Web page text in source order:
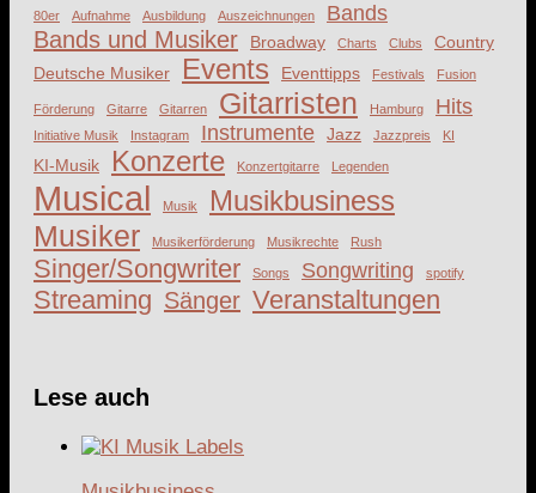
80er Aufnahme Ausbildung Auszeichnungen Bands
Bands und Musiker Broadway Charts Clubs
Country
Deutsche Musiker
Events Eventtipps Festivals Fusion
Förderung Gitarre Gitarren Gitarristen Hamburg Hits
Initiative Musik Instagram Instrumente Jazz Jazzpreis KI
KI-Musik Konzerte Konzertgitarre Legenden
Musical Musik Musikbusiness
Musiker Musikerförderung Musikrechte Rush
Singer/Songwriter Songs Songwriting spotify
Streaming Sänger Veranstaltungen
Lese auch